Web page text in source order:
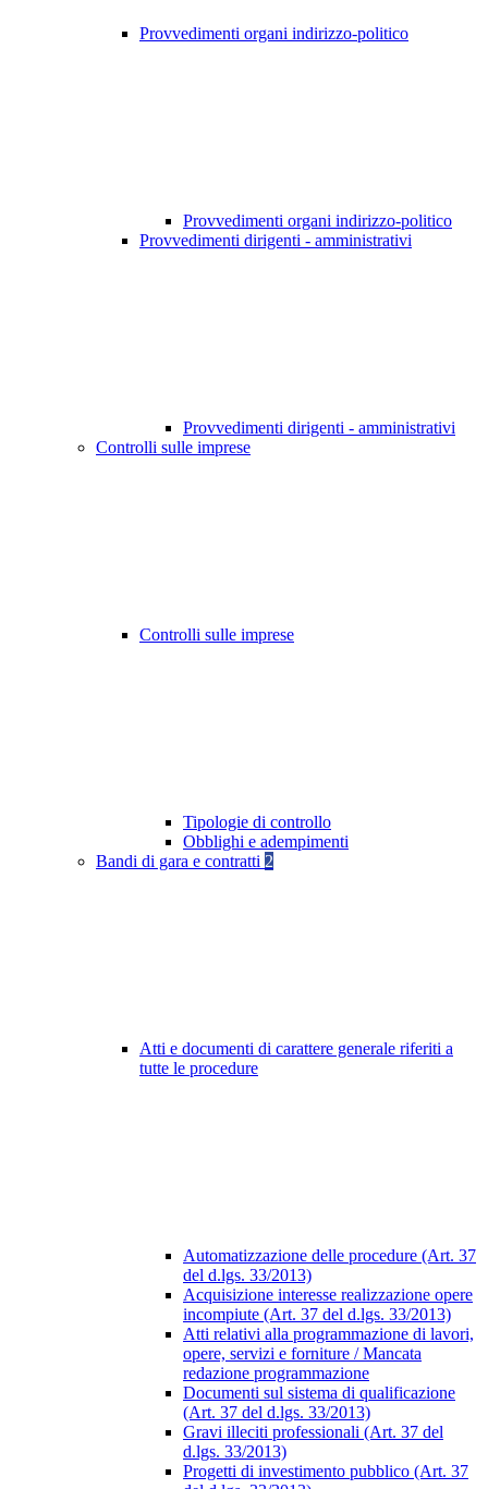
Provvedimenti organi indirizzo-politico
Provvedimenti organi indirizzo-politico
Provvedimenti dirigenti - amministrativi
Provvedimenti dirigenti - amministrativi
Controlli sulle imprese
Controlli sulle imprese
Tipologie di controllo
Obblighi e adempimenti
Bandi di gara e contratti 2
Atti e documenti di carattere generale riferiti a
tutte le procedure
Automatizzazione delle procedure (Art. 37
del d.lgs. 33/2013)
Acquisizione interesse realizzazione opere
incompiute (Art. 37 del d.lgs. 33/2013)
Atti relativi alla programmazione di lavori,
opere, servizi e forniture / Mancata
redazione programmazione
Documenti sul sistema di qualificazione
(Art. 37 del d.lgs. 33/2013)
Gravi illeciti professionali (Art. 37 del
d.lgs. 33/2013)
Progetti di investimento pubblico (Art. 37